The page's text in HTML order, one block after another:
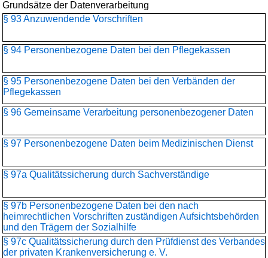
Grundsätze der Datenverarbeitung
§ 93 Anzuwendende Vorschriften
§ 94 Personenbezogene Daten bei den Pflegekassen
§ 95 Personenbezogene Daten bei den Verbänden der
Pflegekassen
§ 96 Gemeinsame Verarbeitung personenbezogener Daten
§ 97 Personenbezogene Daten beim Medizinischen Dienst
§ 97a Qualitätssicherung durch Sachverständige
§ 97b Personenbezogene Daten bei den nach
heimrechtlichen Vorschriften zuständigen Aufsichtsbehörden
und den Trägern der Sozialhilfe
§ 97c Qualitätssicherung durch den Prüfdienst des Verbandes
der privaten Krankenversicherung e. V.